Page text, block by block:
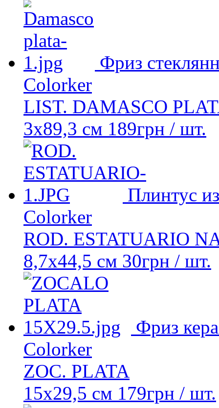
Фриз
Colorker
LIST. DAMASCO
3x89,3 см 189грн / шт.
Плинтус
Colorker
ROD. ESTATUARIO
8,7x44,5 см 30грн / шт.
Фриз
Colorker
ZOC. PLATA
15x29,5 см 179грн / шт.